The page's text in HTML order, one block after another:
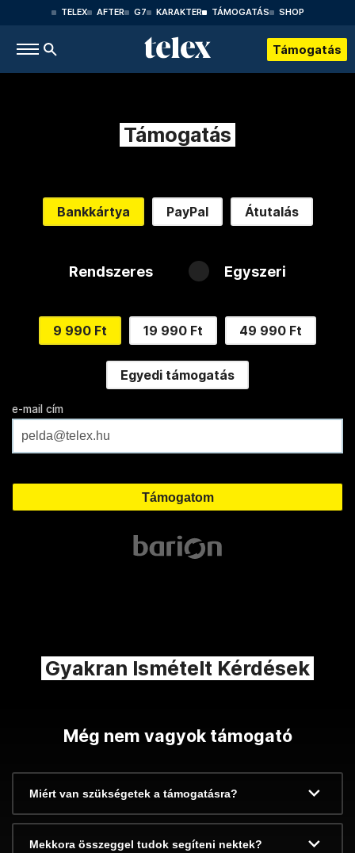
TELEX AFTER G7 KARAKTER TÁMOGATÁS SHOP
Támogatás
Támogatás
Bankkártya PayPal Átutalás
Rendszeres Egyszeri
9 990 Ft 19 990 Ft 49 990 Ft
Egyedi támogatás
e-mail cím
Gyakran Ismételt Kérdések
Még nem vagyok támogató
Miért van szükségetek a támogatásra?
Mekkora összeggel tudok segíteni nektek?